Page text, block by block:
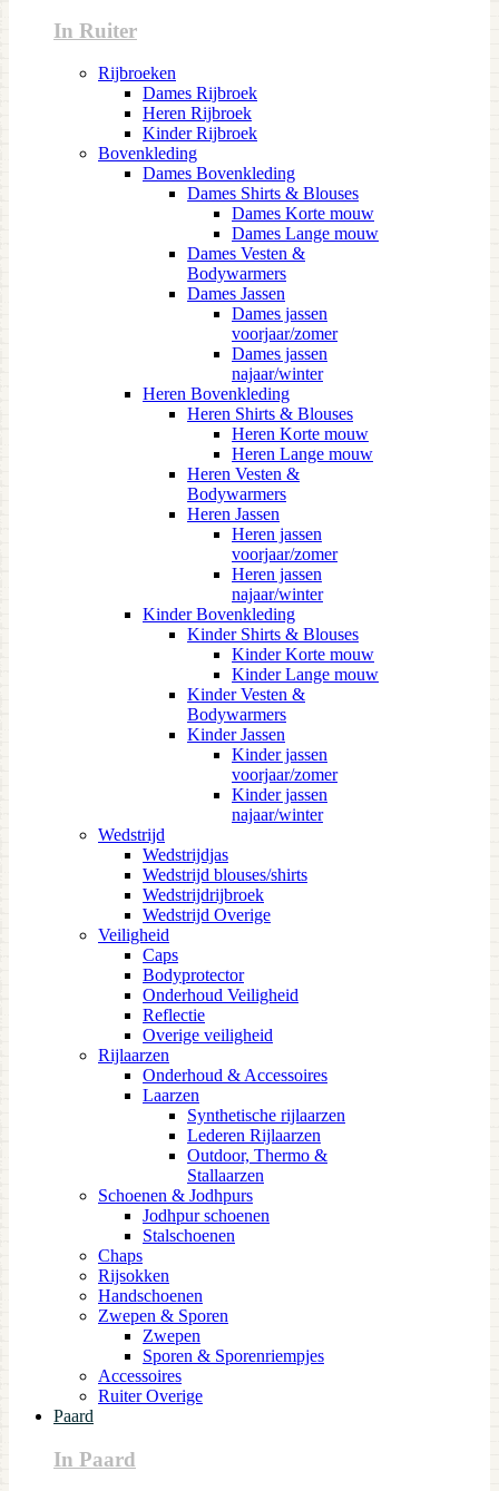
In Ruiter
Rijbroeken
Dames Rijbroek
Heren Rijbroek
Kinder Rijbroek
Bovenkleding
Dames Bovenkleding
Dames Shirts & Blouses
Dames Korte mouw
Dames Lange mouw
Dames Vesten &
Bodywarmers
Dames Jassen
Dames jassen
voorjaar/zomer
Dames jassen
najaar/winter
Heren Bovenkleding
Heren Shirts & Blouses
Heren Korte mouw
Heren Lange mouw
Heren Vesten &
Bodywarmers
Heren Jassen
Heren jassen
voorjaar/zomer
Heren jassen
najaar/winter
Kinder Bovenkleding
Kinder Shirts & Blouses
Kinder Korte mouw
Kinder Lange mouw
Kinder Vesten &
Bodywarmers
Kinder Jassen
Kinder jassen
voorjaar/zomer
Kinder jassen
najaar/winter
Wedstrijd
Wedstrijdjas
Wedstrijd blouses/shirts
Wedstrijdrijbroek
Wedstrijd Overige
Veiligheid
Caps
Bodyprotector
Onderhoud Veiligheid
Reflectie
Overige veiligheid
Rijlaarzen
Onderhoud & Accessoires
Laarzen
Synthetische rijlaarzen
Lederen Rijlaarzen
Outdoor, Thermo &
Stallaarzen
Schoenen & Jodhpurs
Jodhpur schoenen
Stalschoenen
Chaps
Rijsokken
Handschoenen
Zwepen & Sporen
Zwepen
Sporen & Sporenriempjes
Accessoires
Ruiter Overige
Paard
In Paard